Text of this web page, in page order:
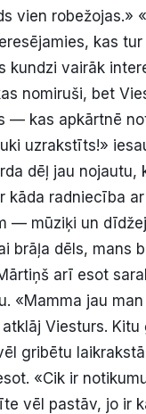
vien robežojas.»
kas
kundzi vairāk
nomiruši, bet
— kas apkārtnē
uzrakstīts!»
dēļ jau nojautu,
kāda radniecība
— mūziķi un
brāļa dēls, mans
arī esot
«Mamma jau
Viesturs. Kitu
gribētu
«Cik ir
vēl pastāv, jo ir